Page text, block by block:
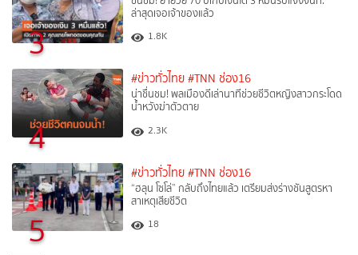
3
ล่าสุดเจอเจ้าของแล้ว
1.8K
4
#ข่าวทั่วไทย #TNN ช่อง16
น่าชื่นชม! พลเมืองดีเล่านาทีช่วยชีวิตหญิงสาวกระโดด
น้ำหวังฆ่าตัวตาย
2.3K
5
#ข่าวทั่วไทย #TNN ช่อง16
“ฮลุน โซโล่” กลับถึงไทยแล้ว เตรียมส่งร่างชันสูตรหา
สาเหตุเสียชีวิต
18